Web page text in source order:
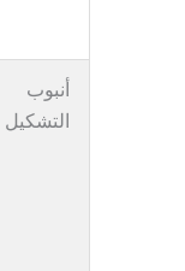
أنبوب
التشكيل